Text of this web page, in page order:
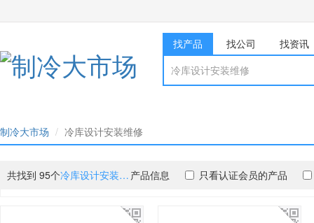
找产品 找公司 找资讯
制冷大市场 冷库设计安装维修
共找到 95个 冷库设计安装维修 产品信息 只看认证会员的产品